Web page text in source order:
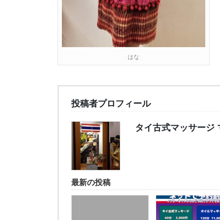
はな
投稿者プロフィール
タイ古式マッサージ
最新の投稿